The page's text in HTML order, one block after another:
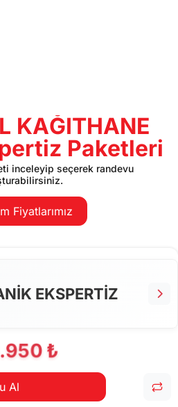
KAĞITHANE
Paketleri
inceleyip seçerek randevu
Fiyatlarımız
EKSPERTİZ
₺
Al